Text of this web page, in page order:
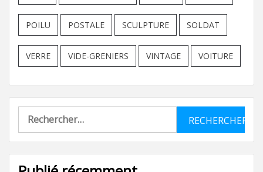
POILU POSTALE SCULPTURE SOLDAT
VERRE VIDE-GRENIERS VINTAGE VOITURE
Rechercher :